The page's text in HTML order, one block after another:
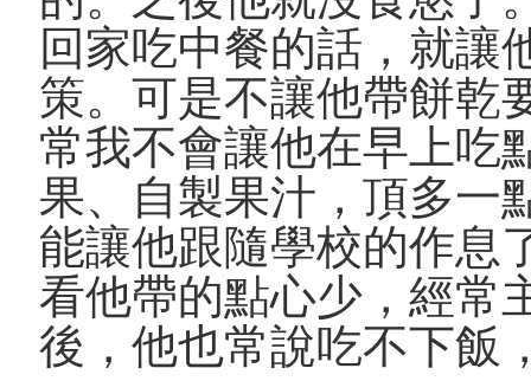
回家吃中餐的話，就讓
策。可是不讓他帶餅乾
常我不會讓他在早上吃
果、自製果汁，頂多一
能讓他跟隨學校的作息
看他帶的點心少，經常
後，他也常說吃不下飯